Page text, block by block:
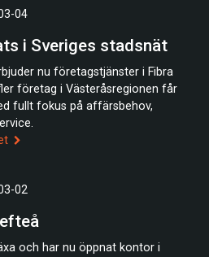
04
i Sveriges stadsnät
nu företagstjänster i Fibra
företag i Västeråsregionen får
fullt fokus på affärsbehov,
02
och har nu öppnat kontor i